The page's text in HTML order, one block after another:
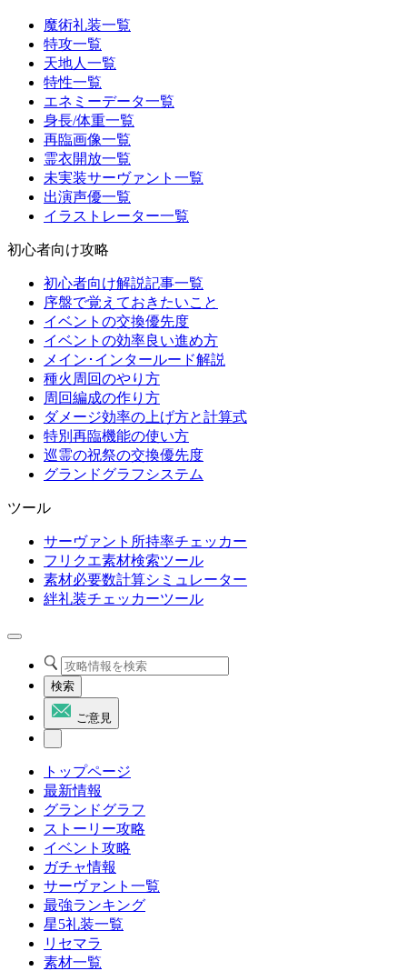
魔術礼装一覧
特攻一覧
天地人一覧
特性一覧
エネミーデータ一覧
身長/体重一覧
再臨画像一覧
霊衣開放一覧
未実装サーヴァント一覧
出演声優一覧
イラストレーター一覧
初心者向け攻略
初心者向け解説記事一覧
序盤で覚えておきたいこと
イベントの交換優先度
イベントの効率良い進め方
メイン･インタールード解説
種火周回のやり方
周回編成の作り方
ダメージ効率の上げ方と計算式
特別再臨機能の使い方
巡霊の祝祭の交換優先度
グランドグラフシステム
ツール
サーヴァント所持率チェッカー
フリクエ素材検索ツール
素材必要数計算シミュレーター
絆礼装チェッカーツール
検索
ご意見
トップページ
最新情報
グランドグラフ
ストーリー攻略
イベント攻略
ガチャ情報
サーヴァント一覧
最強ランキング
星5礼装一覧
リセマラ
素材一覧